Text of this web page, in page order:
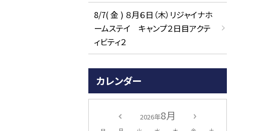
8/7( 金 ) ８月６日（木）リジャイナホ
ームステイ キャンプ２日目アクテ
ィビティ２
カレンダー
2026年8月